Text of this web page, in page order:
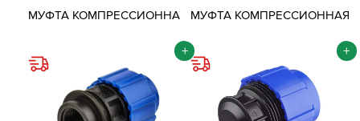
МУФТА КОМПРЕССИОННАЯ
МУФТА КОМПРЕССИОННАЯ
+ +